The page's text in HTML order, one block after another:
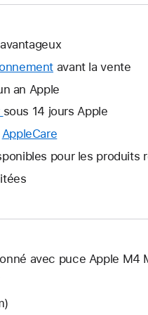
avant la vente
an Apple
Une
nouvelle
s’ouvre.
sous 14 jours Apple
AppleCare
nouvelle
pour les produits
avec puce Apple M4